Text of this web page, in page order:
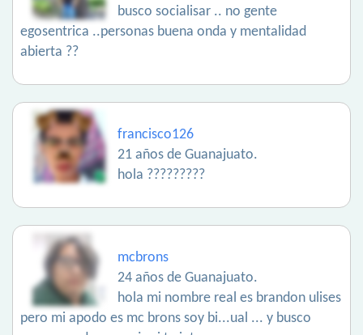
busco socialisar .. no gente
egosentrica ..personas buena onda y mentalidad
abierta ??
francisco126
21 años de Guanajuato.
hola ?????????
mcbrons
24 años de Guanajuato.
hola mi nombre real es brandon ulises
pero mi apodo es mc brons soy bi...ual ... y busco